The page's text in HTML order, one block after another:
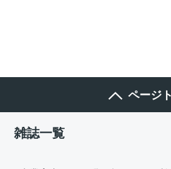
ページ
雑誌一覧